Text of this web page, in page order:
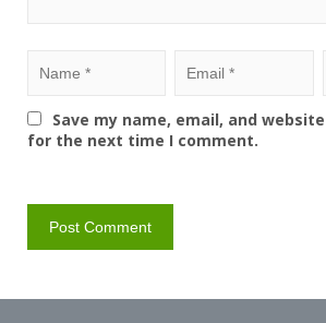
Save my name, email, and
for the next time I comment.